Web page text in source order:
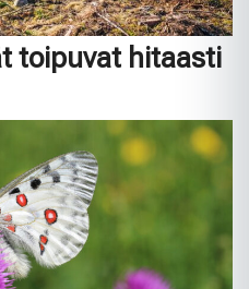
toipuvat hitaasti